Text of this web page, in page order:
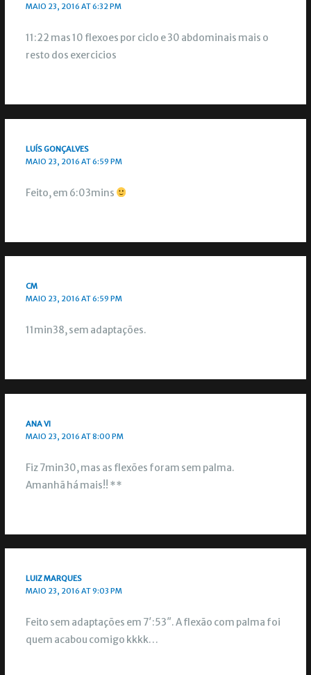
MAIO 23, 2016 AT 6:32 PM
11:22 mas 10 flexoes por ciclo e 30 abdominais mais o
resto dos exercicios
LUÍS GONÇALVES
MAIO 23, 2016 AT 6:59 PM
Feito, em 6:03mins
CM
MAIO 23, 2016 AT 6:59 PM
11min38, sem adaptações.
ANA VI
MAIO 23, 2016 AT 8:00 PM
Fiz 7min30, mas as flexões foram sem palma.
Amanhã há mais!! **
LUIZ MARQUES
MAIO 23, 2016 AT 9:03 PM
Feito sem adaptações em 7′:53″. A flexão com palma foi
quem acabou comigo kkkk…